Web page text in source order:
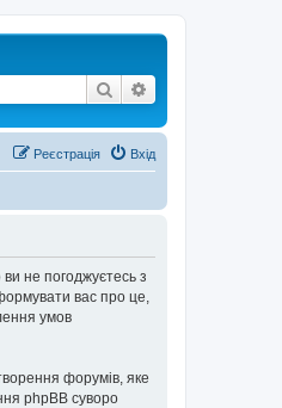
Пошук
Вхід
Реєстрація
не погоджуєтесь з
вас про це,
умов
форумів, яке
phpBB суворо